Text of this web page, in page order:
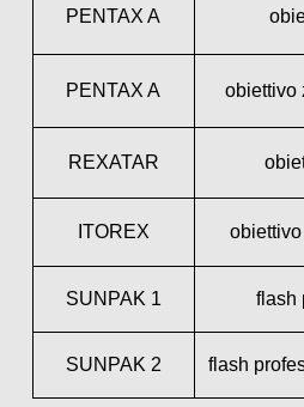
PENTAX A
PENTAX A obiettivo
REXATAR
ITOREX
SUNPAK 1 flash
SUNPAK 2 flash